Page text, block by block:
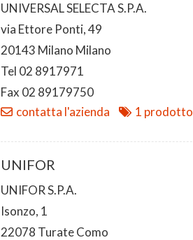
UNIVERSAL SELECTA S.P.A.
via Ettore Ponti, 49
20143 Milano Milano
Tel 02 8917971
Fax 02 89179750
contatta l'azienda
1 prodotto
UNIFOR
UNIFOR S.P.A.
Isonzo, 1
22078 Turate Como